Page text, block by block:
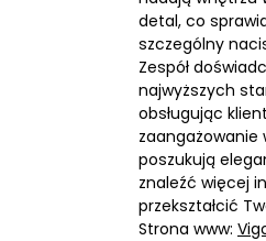
detal, co
szczególny
Zespół
najwyższych
obsługując
zaangażowanie
poszukują
znaleźć więcej
przekształcić
Strona www: